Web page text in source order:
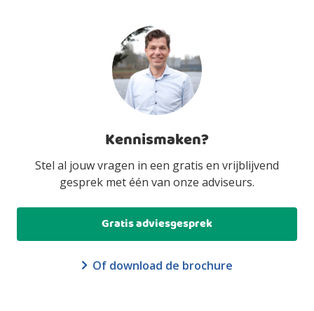
Kennismaken?
Stel al jouw vragen in een gratis en vrijblijvend
gesprek met één van onze adviseurs.
Gratis adviesgesprek
Of download de brochure